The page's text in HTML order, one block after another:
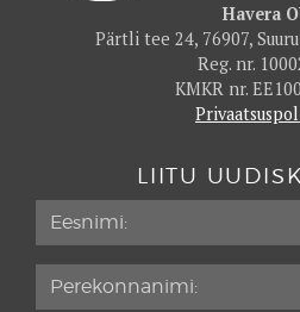
Havera
Pärtli tee 24, 76907,
Reg. nr.
KMKR nr.
LIITU